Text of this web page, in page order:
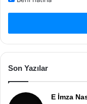
Son Yazılar
E İmza